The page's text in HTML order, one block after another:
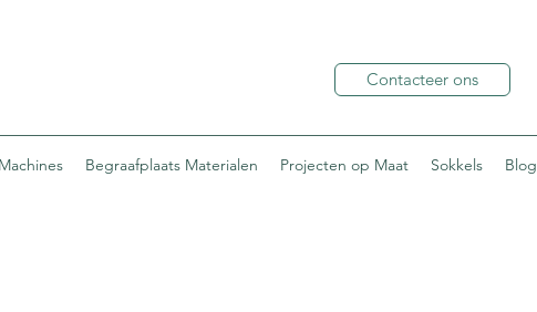
Contacteer ons
Begraafplaats Materialen Projecten op Maat Sokkels Blog